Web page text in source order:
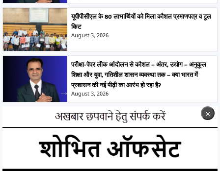
यूपीपीसीएल के 80 लाभार्थियों को मिला कौशल प्रमाणपत्र व टूल
किट
August 3, 2026
परीक्षा-पेपर लीक आंदोलन से कौशल – अंतर, उद्योग – अनुकूल
शिक्षा और युवा, गतिशील शासन व्यवस्था तक – क्या भारत में
प्रशासन की नई पीढ़ी का आरंभ हो रहा है?
August 3, 2026
×